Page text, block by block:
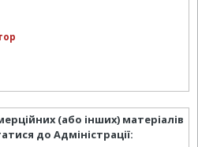
(або інших) матеріалів
до Адміністрації: